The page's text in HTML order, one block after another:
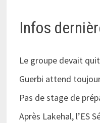
Infos
Le groupe devait
Guerbi attend
Pas de stage de
Après Lakehal, l’ES